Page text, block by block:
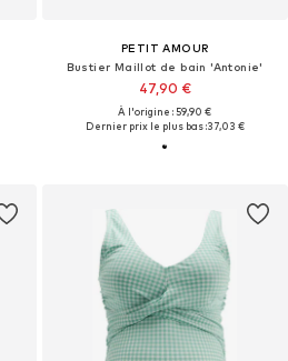
PETIT AMOUR
Bustier Maillot de bain 'Antonie'
47,90 €
À l'origine : 59,90 €
Dernier prix le plus bas :37,03 €